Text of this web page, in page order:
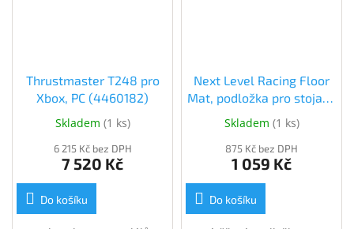
Thrustmaster T248 pro
Xbox, PC (4460182)
Skladem (1 ks)
6 215 Kč bez DPH
7 520 Kč
Do košíku
Next Level Racing Floor
Mat, podložka pro stojany
a kokpity (NLR-A005)
Skladem (1 ks)
875 Kč bez DPH
1 059 Kč
Do košíku